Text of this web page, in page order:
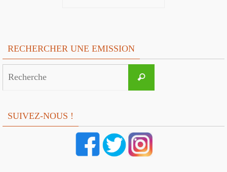
RECHERCHER UNE EMISSION
Recherche
SUIVEZ-NOUS !